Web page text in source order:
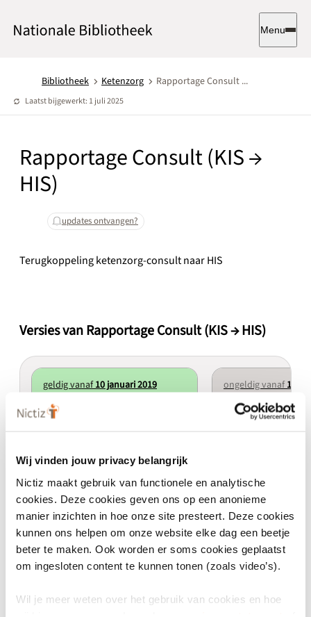
Wij vinden jouw privacy belangrijk
Nictiz maakt gebruik van functionele en analytische
cookies. Deze cookies geven ons op een anonieme
manier inzichten in hoe onze site presteert. Deze cookies
kunnen ons helpen om onze website elke dag een beetje
beter te maken. Ook worden er soms cookies geplaatst
om ingesloten content te kunnen tonen (zoals video’s).
Wil je meer weten over het gebruik van cookies en hoe
Menu
Bibliotheek Ketenzorg Rapportage Consult ...
Laatst bijgewerkt: 1 juli 2025
Rapportage Consult (KIS →
HIS)
updates ontvangen?
Terugkoppeling ketenzorg-consult naar HIS
Versies van Rapportage Consult (KIS → HIS)
geldig vanaf 10 januari 2019
Rapportage Consult (KIS → HIS) 3.0.2
Terugkoppeling ketenzorg-consult
naar HIS
ongeldig vanaf 10
Rapportage Consult
Terugkoppeling
naar HIS
Eigenschappen